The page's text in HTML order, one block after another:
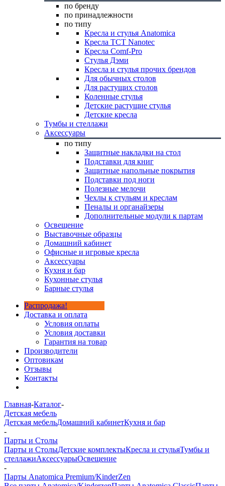
по бренду
по принадлежности
по типу
Кресла и стулья Anatomica
Кресла TCT Nanotec
Кресла Comf-Pro
Стулья Дэми
Кресла и стулья прочих брендов
Для обычных столов
Для растущих столов
Коленные стулья
Детские растущие стулья
Детские кресла
Тумбы и стеллажи
Аксессуары
по типу
Защитные накладки на стол
Подставки для книг
Защитные напольные покрытия
Подставки под ноги
Полезные мелочи
Чехлы к стульям и креслам
Пеналы и органайзеры
Дополнительные модули к партам
Освещение
Выставочные образцы
Домашний кабинет
Офисные и игровые кресла
Аксессуары
Кухня и бар
Кухонные стулья
Барные стулья
Распродажа!
Доставка и оплата
Условия оплаты
Условия доставки
Гарантия на товар
Производители
Оптовикам
Отзывы
Контакты
Главная-Каталог-
Детская мебель
Детская мебельДомашний кабинетКухня и бар
-
Парты и Столы
Парты и СтолыДетские комплектыКресла и стульяТумбы и
стеллажиАксессуарыОсвещение
-
Парты Anatomica Premium/KinderZen